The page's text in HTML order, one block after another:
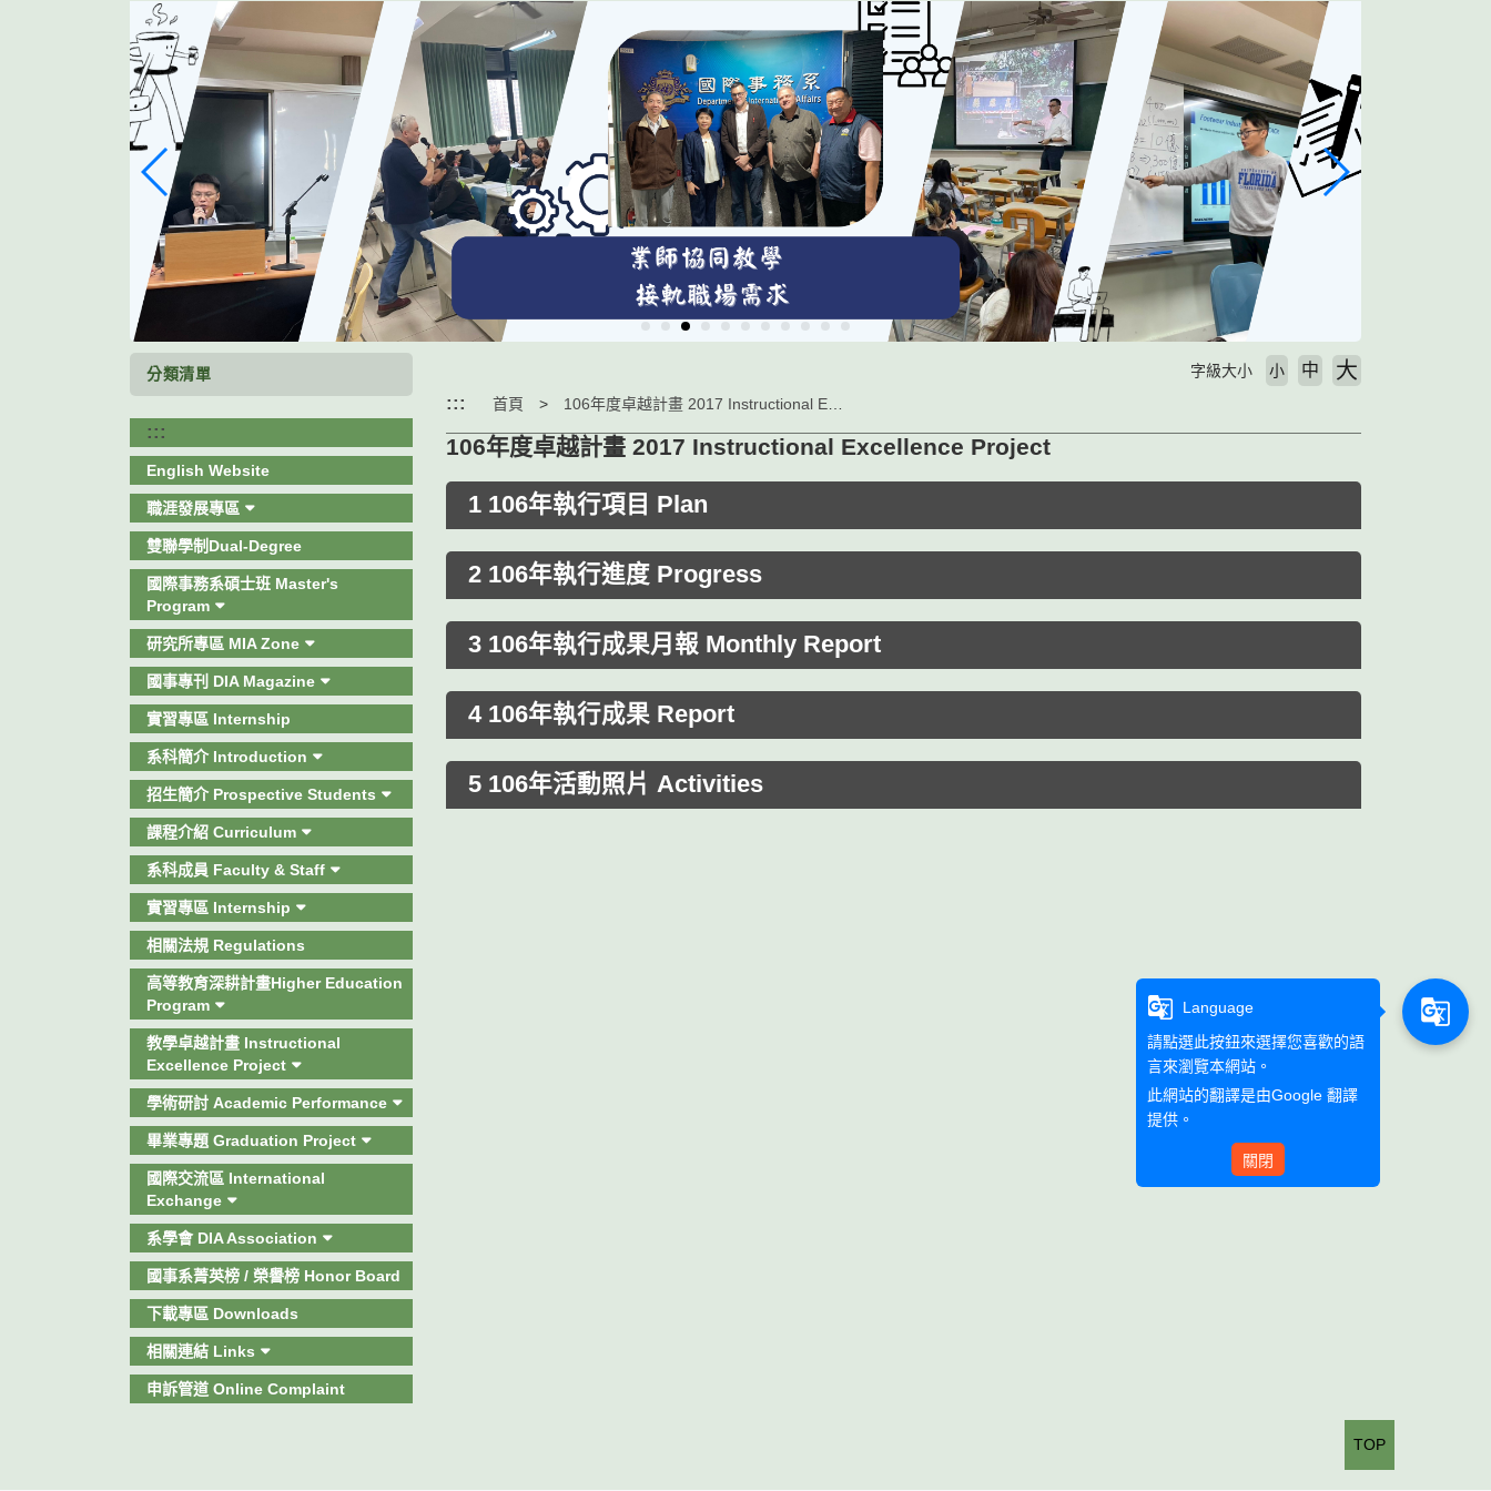
分類清單
:::
English Website
職涯發展專區
雙聯學制Dual-Degree
國際事務系碩士班 Master's
Program
研究所專區 MIA Zone
國事專刊 DIA Magazine
實習專區 Internship
系科簡介 Introduction
招生簡介 Prospective Students
課程介紹 Curriculum
系科成員 Faculty & Staff
實習專區 Internship
相關法規 Regulations
高等教育深耕計畫Higher Education
Program
教學卓越計畫 Instructional
Excellence Project
學術研討 Academic Performance
畢業專題 Graduation Project
國際交流區 International
Exchange
系學會 DIA Association
國事系菁英榜 / 榮譽榜 Honor Board
下載專區 Downloads
相關連結 Links
申訴管道 Online Complaint
::: 首頁
字級大小 小 中 大
106年度卓越計畫 2017 Instructional Excellence Project
1 106年執行項目 Plan
2 106年執行進度 Progress
3 106年執行成果月報 Monthly Report
4 106年執行成果 Report
5 106年活動照片 Activities
TOP
g_translate
Language
請點選此按鈕來選擇您喜歡的語
言來瀏覽本網站。
此網站的翻譯是由Google 翻譯
提供。
關閉
g_translate